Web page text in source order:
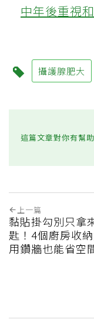
中年後重視
攝護腺肥大
這篇文章對你有幫
上一篇
黏貼掛勾別只拿
匙！4個廚房收
用鑽牆也能省空